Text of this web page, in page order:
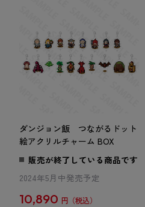
ダンジョン飯 つながるドット
絵アクリルチャーム BOX
販売が終了している商品です
2024年5月中発売予定
10,890 円